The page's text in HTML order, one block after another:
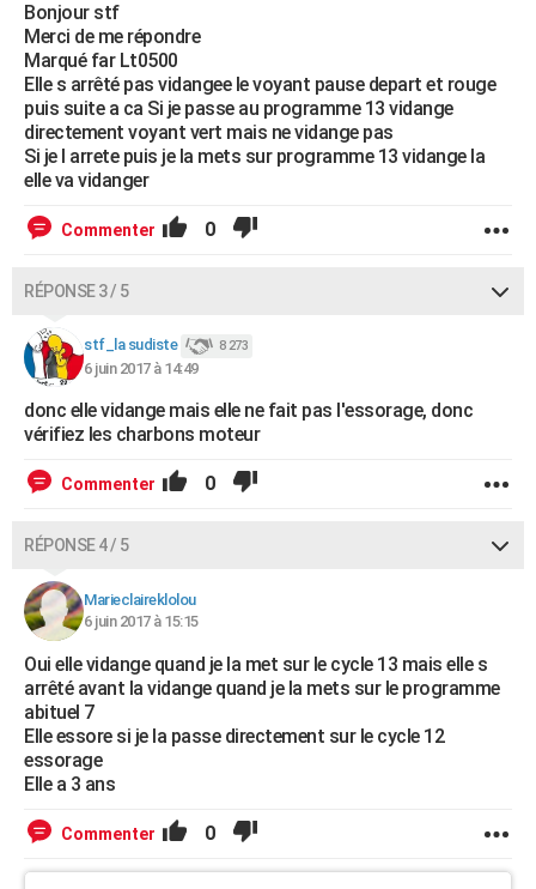
Bonjour stf
Merci de me répondre
Marqué far Lt0500
Elle s arrêté pas vidangee le voyant pause depart et rouge
puis suite a ca Si je passe au programme 13 vidange
directement voyant vert mais ne vidange pas
Si je l arrete puis je la mets sur programme 13 vidange la
elle va vidanger
Commenter 0
RÉPONSE 3 / 5
stf_la sudiste 8 273
6 juin 2017 à 14:49
donc elle vidange mais elle ne fait pas l'essorage, donc
vérifiez les charbons moteur
Commenter 0
RÉPONSE 4 / 5
Marieclaireklolou
6 juin 2017 à 15:15
Oui elle vidange quand je la met sur le cycle 13 mais elle s
arrêté avant la vidange quand je la mets sur le programme
abituel 7
Elle essore si je la passe directement sur le cycle 12
essorage
Elle a 3 ans
Commenter 0